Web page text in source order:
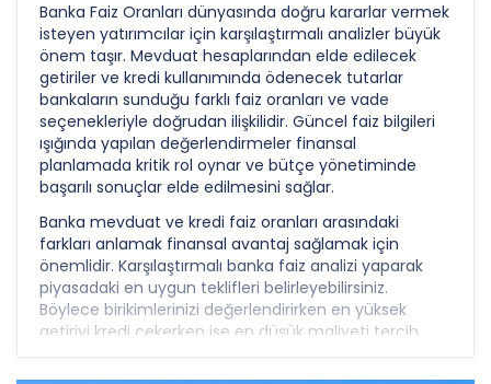
Banka Faiz Oranları dünyasında doğru kararlar vermek
isteyen yatırımcılar için karşılaştırmalı analizler büyük
önem taşır. Mevduat hesaplarından elde edilecek
getiriler ve kredi kullanımında ödenecek tutarlar
bankaların sunduğu farklı faiz oranları ve vade
seçenekleriyle doğrudan ilişkilidir. Güncel faiz bilgileri
ışığında yapılan değerlendirmeler finansal
planlamada kritik rol oynar ve bütçe yönetiminde
başarılı sonuçlar elde edilmesini sağlar.
Banka mevduat ve kredi faiz oranları arasındaki
farkları anlamak finansal avantaj sağlamak için
önemlidir. Karşılaştırmalı banka faiz analizi yaparak
piyasadaki en uygun teklifleri belirleyebilirsiniz.
Böylece birikimlerinizi değerlendirirken en yüksek
getiriyi kredi çekerken ise en düşük maliyeti tercih
ederek ekonomik fayda sağlayabilirsiniz. Bankaların
sunduğu vade seçenekleri arasından ihtiyaçlarınıza